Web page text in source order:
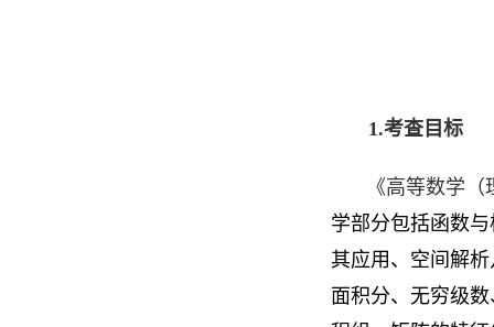
1.考查目标
《高等数学
学部分包括函数
其应用、空间解
面积分、无穷级